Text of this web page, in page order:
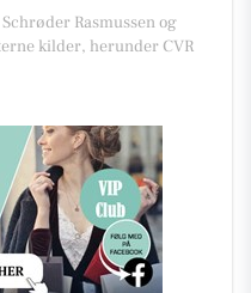
Rasmussen og
kilder, herunder CVR